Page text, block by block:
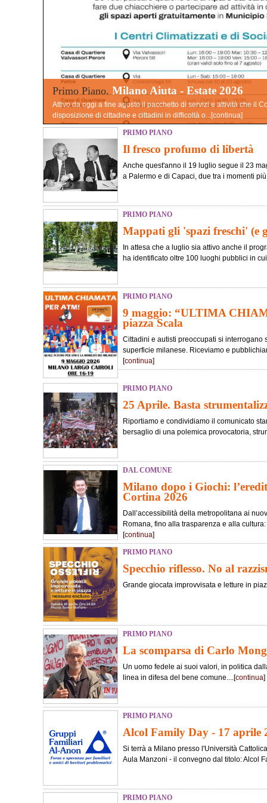
Primo Piano. Milano Aiuta - Estate 2026
Attivo da oggi a fine agosto il pacchetto di servizi e attività che il
disposizione di cittadine e cittadini in difficoltà o...[continua]
PRIMO PIANO
Il fresco profumo di libertà
Anche quest'anno il 19 luglio segue il 23
a Palermo e di Capaci, due tra i momenti
PRIMO PIANO
Mappati gli 'spazi freschi' (e
In attesa che a luglio sia attivo anche il
ha identificato oltre 100 luoghi pubblici in
PRIMO PIANO
9 maggio: “ULTIMA
piazza Scala
Cittadini e autisti preoccupati si interrogano
superficie milanese. Riceviamo e
[continua]
PRIMO PIANO
25 Aprile. Basta
Riportiamo e condividiamo il comunicato
bersaglio di una polemica provocatoria,
DAL COMUNE
Milano dopo i Giochi:
Cortina 2026
Dall’accessibilità della metropolitana ai
Romana, fino alla trasparenza e alla
[continua]
PRIMO PIANO
Specchio riflesso. No al
Grande giocata improvvisata e letture in
PRIMO PIANO
La scomparsa di Carlo
Un uomo fedele ai suoi valori, in politica
linea in difesa del bene comune....[continua]
PRIMO PIANO
Alcol Family Day - 17 aprile
Si terrà a Milano presso l'Università
Aula Manzoni - il convegno dal titolo: Alcol
PRIMO PIANO